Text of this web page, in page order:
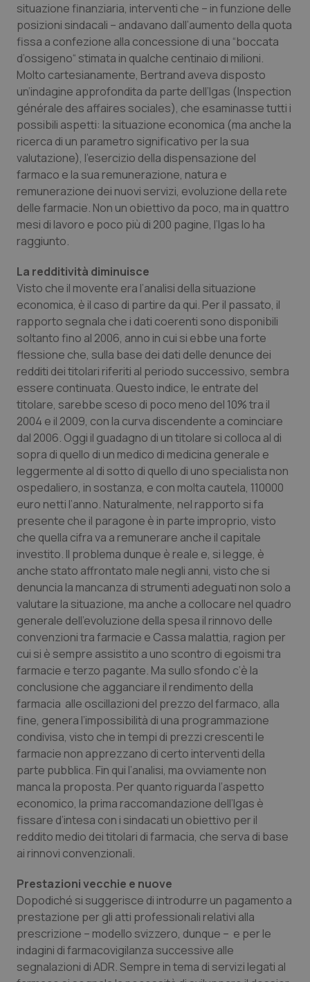
Basilicata
Calabria
Campania
Emilia-Romagna
Friuli Venezia Giulia
Lazio
Liguria
Lombardia
Marche
Molise
Piemonte
Provincia Autonoma di Bolzano
Provincia Autonoma di Trento
Puglia
Sardegna
Sicilia
Toscana
Umbria
Valle D’Aosta
Veneto
Artrite & artrosi
Asma & BPCO
Car-T
Colesterolo & coronaropatie
Dermatite Atopica
Diabete & glucometri
Disturbi dell’umore
Dolore
Donna & Salute
Epatiti
HIV
Infezioni & Febbre
Ipertensione & Scompenso
Malattie rare
Malattia di Crohn & Rettocolite Ulcerosa
Neuroscienze & patologie neurodegenerative
Obesità
Oftalmologia
Oncodermatologia
Oncoematologia
Oncologia & Nutrizione
Psoriasi & pelle
Quotidiano Cardiologia
Quotidiano Chirurgia
Quotidiano Oncologia
Quotidiano Pediatria
Rene & patologie urogenitali
QS Club Newsletter
situazione finanziaria, interventi che – in funzione delle
posizioni sindacali – andavano dall’aumento della quota
fissa a confezione alla concessione di una “boccata
d’ossigeno“ stimata in qualche centinaio di milioni.
Molto cartesianamente, Bertrand aveva disposto
un’indagine approfondita da parte dell’Igas (Inspection
générale des affaires sociales), che esaminasse tutti i
possibili aspetti: la situazione economica (ma anche la
ricerca di un parametro significativo per la sua
valutazione), l’esercizio della dispensazione del
farmaco e la sua remunerazione, natura e
remunerazione dei nuovi servizi, evoluzione della rete
delle farmacie. Non un obiettivo da poco, ma in quattro
mesi di lavoro e poco più di 200 pagine, l’Igas lo ha
raggiunto.
La redditività diminuisce
Visto che il movente era l’analisi della situazione
economica, è il caso di partire da qui. Per il passato, il
rapporto segnala che i dati coerenti sono disponibili
soltanto fino al 2006, anno in cui si ebbe una forte
flessione che, sulla base dei dati delle denunce dei
redditi dei titolari riferiti al periodo successivo, sembra
essere continuata. Questo indice, le entrate del
titolare, sarebbe sceso di poco meno del 10% tra il
2004 e il 2009, con la curva discendente a cominciare
dal 2006. Oggi il guadagno di un titolare si colloca al di
sopra di quello di un medico di medicina generale e
leggermente al di sotto di quello di uno specialista non
ospedaliero, in sostanza, e con molta cautela, 110000
euro netti l’anno. Naturalmente, nel rapporto si fa
presente che il paragone è in parte improprio, visto
che quella cifra va a remunerare anche il capitale
investito. Il problema dunque è reale e, si legge, è
anche stato affrontato male negli anni, visto che si
denuncia la mancanza di strumenti adeguati non solo a
valutare la situazione, ma anche a collocare nel quadro
generale dell’evoluzione della spesa il rinnovo delle
convenzioni tra farmacie e Cassa malattia, ragion per
cui si è sempre assistito a uno scontro di egoismi tra
farmacie e terzo pagante. Ma sullo sfondo c’è la
conclusione che agganciare il rendimento della
farmacia alle oscillazioni del prezzo del farmaco, alla
fine, genera l’impossibilità di una programmazione
condivisa, visto che in tempi di prezzi crescenti le
farmacie non apprezzano di certo interventi della
parte pubblica. Fin qui l’analisi, ma ovviamente non
manca la proposta. Per quanto riguarda l’aspetto
economico, la prima raccomandazione dell’Igas è
fissare d’intesa con i sindacati un obiettivo per il
reddito medio dei titolari di farmacia, che serva di base
ai rinnovi convenzionali.
Prestazioni vecchie e nuove
Dopodiché si suggerisce di introdurre un pagamento a
prestazione per gli atti professionali relativi alla
prescrizione – modello svizzero, dunque – e per le
indagini di farmacovigilanza successive alle
segnalazioni di ADR. Sempre in tema di servizi legati al